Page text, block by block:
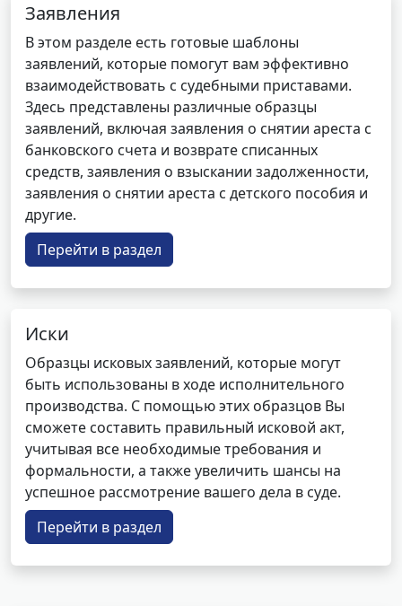
Заявления
В этом разделе есть готовые шаблоны
заявлений, которые помогут вам эффективно
взаимодействовать с судебными приставами.
Здесь представлены различные образцы
заявлений, включая заявления о снятии ареста с
банковского счета и возврате списанных
средств, заявления о взыскании задолженности,
заявления о снятии ареста с детского пособия и
другие.
Перейти в раздел
Иски
Образцы исковых заявлений, которые могут
быть использованы в ходе исполнительного
производства. С помощью этих образцов Вы
сможете составить правильный исковой акт,
учитывая все необходимые требования и
формальности, а также увеличить шансы на
успешное рассмотрение вашего дела в суде.
Перейти в раздел